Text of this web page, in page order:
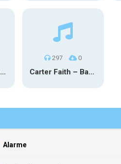
The Game – Like Father Like Daughter
297 0
Carter Faith – Bar Star Vevo
Alarme